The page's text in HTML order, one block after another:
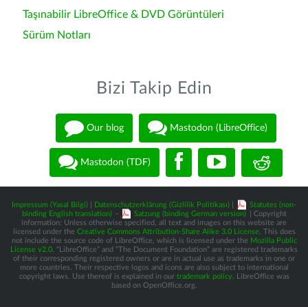
Taşınabilir LibreOffice & DVD Görüntüleri
Sürüm Notları
Bizi Takip Edin
Our blog Mastodon (LibreOffice)
Mastodon (TDF)
Impressum (Yasal Bilgi) Datenschutzerklärung (Gizlilik Politikası)
Statutes (non-
binding English translation) - Satzung (binding German version)
| Copyright
information: Unless otherwise specified, all text and images on this website are
licensed under the Creative Commons Attribution-Share Alike 3.0 License. This does
not include the source code of LibreOffice, which is licensed under the Mozilla Public
License v2.0 . “LibreOffice” and “The Document Foundation” are registered trademarks
of their corresponding registered owners or are in actual use as trademarks in one or
more countries. Their respective logos and icons are also subject to international
copyright laws. Use thereof is explained in our trademark policy. LibreOffice was
based on OpenOffice.org.